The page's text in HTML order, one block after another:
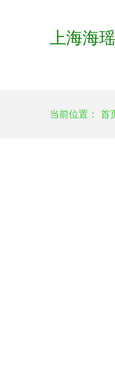
上海海
当前位置： 首